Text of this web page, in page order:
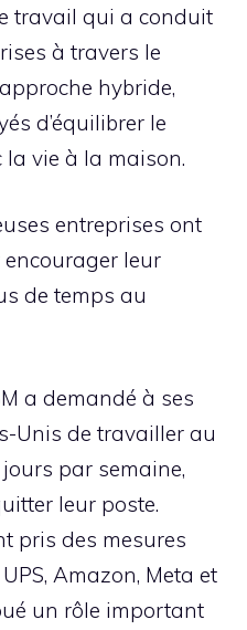
travail qui a conduit
à travers le
hybride,
d’équilibrer le
vie à la maison.
entreprises ont
leur
de temps au
a demandé à ses
Unis de travailler au
par semaine,
leur poste.
pris des mesures
Amazon, Meta et
un rôle important